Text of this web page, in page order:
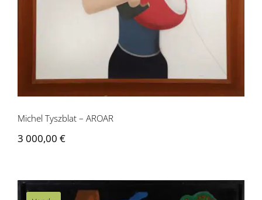
Contactez-nous
Michel Tyszblat – AROAR
3 000,00 €